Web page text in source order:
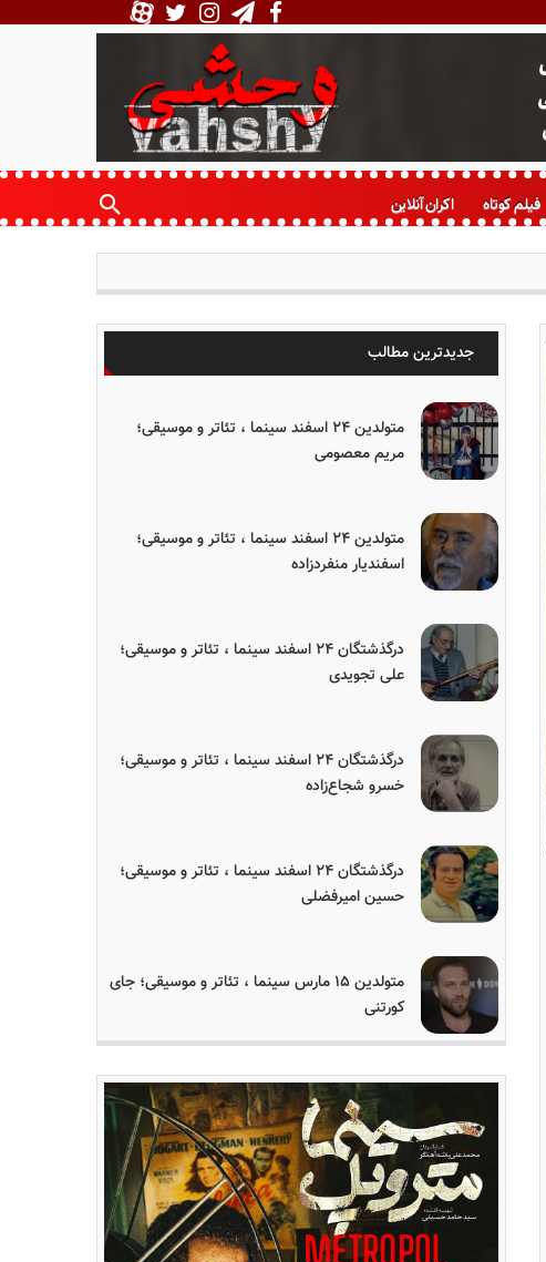
فیلم کوتاه اکران آنلاین
جدیدترین مطالب
متولدین ۲۴ اسفند سینما ، تئاتر و موسیقی؛
مریم معصومی
متولدین ۲۴ اسفند سینما ، تئاتر و موسیقی؛
اسفندیار منفردزاده
درگذشتگان ۲۴ اسفند سینما ، تئاتر و موسیقی؛
علی تجویدی
درگذشتگان ۲۴ اسفند سینما ، تئاتر و موسیقی؛
خسرو شجاع‌زاده
درگذشتگان ۲۴ اسفند سینما ، تئاتر و موسیقی؛
حسین امیرفضلی
متولدین ۱۵ مارس سینما ، تئاتر و موسیقی؛ جای
کورتنی